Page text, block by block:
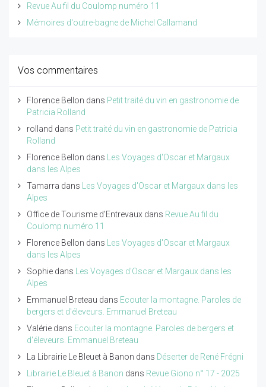
Revue Au fil du Coulomp numéro 11
Mémoires d'outre-bagne de Michel Callamand
Vos commentaires
Florence Bellon dans Petit traité du vin en gastronomie de
Patricia Rolland
rolland dans Petit traité du vin en gastronomie de Patricia
Rolland
Florence Bellon dans Les Voyages d'Oscar et Margaux
dans les Alpes
Tamarra dans Les Voyages d'Oscar et Margaux dans les
Alpes
Office de Tourisme d'Entrevaux dans Revue Au fil du
Coulomp numéro 11
Florence Bellon dans Les Voyages d'Oscar et Margaux
dans les Alpes
Sophie dans Les Voyages d'Oscar et Margaux dans les
Alpes
Emmanuel Breteau dans Ecouter la montagne. Paroles de
bergers et d'éleveurs. Emmanuel Breteau
Valérie dans Ecouter la montagne. Paroles de bergers et
d'éleveurs. Emmanuel Breteau
La Librairie Le Bleuet à Banon dans Déserter de René Frégni
Librairie Le Bleuet à Banon dans Revue Giono n° 17 - 2025